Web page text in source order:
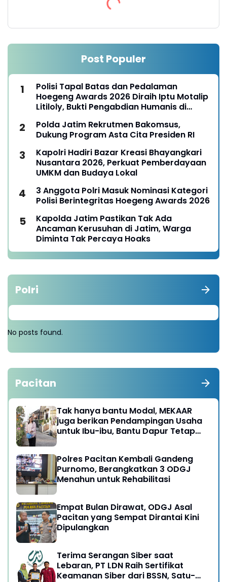
Post Populer
Polisi Tapal Batas dan Pedalaman
Hoegeng Awards 2026 Diraih Iptu Motalip
Litiloly, Bukti Pengabdian Humanis di
Polda Jatim Rekrutmen Bakomsus,
Dukung Program Asta Cita Presiden RI
Kapolri Hadiri Bazar Kreasi Bhayangkari
Nusantara 2026, Perkuat Pemberdayaan
UMKM dan Budaya Lokal
3 Anggota Polri Masuk Nominasi Kategori
Polisi Berintegritas Hoegeng Awards 2026
Kapolda Jatim Pastikan Tak Ada
Ancaman Kerusuhan di Jatim, Warga
Diminta Tak Percaya Hoaks
Polri
No posts found.
Pacitan
Tak hanya bantu Modal, MEKAAR
juga berikan Pendampingan Usaha
untuk Ibu-ibu, Bantu Dapur Tetap
Polres Pacitan Kembali Gandeng
Purnomo, Berangkatkan 3 ODGJ
Menahun untuk Rehabilitasi
Empat Bulan Dirawat, ODGJ Asal
Pacitan yang Sempat Dirantai Kini
Dipulangkan
Terima Serangan Siber saat
Lebaran, PT LDN Raih Sertifikat
Keamanan Siber dari BSSN, Satu-